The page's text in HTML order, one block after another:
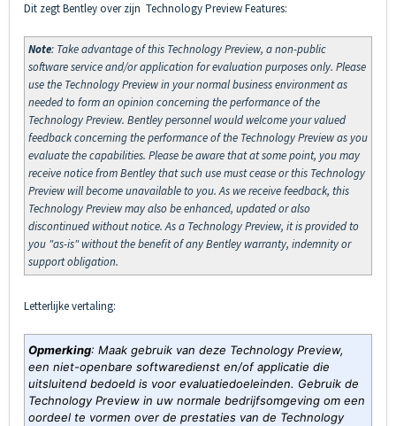
Dit zegt Bentley over zijn Technology Preview Features:
Note: Take advantage of this Technology Preview, a non-public
software service and/or application for evaluation purposes only. Please
use the Technology Preview in your normal business environment as
needed to form an opinion concerning the performance of the
Technology Preview. Bentley personnel would welcome your valued
feedback concerning the performance of the Technology Preview as you
evaluate the capabilities. Please be aware that at some point, you may
receive notice from Bentley that such use must cease or this Technology
Preview will become unavailable to you. As we receive feedback, this
Technology Preview may also be enhanced, updated or also
discontinued without notice. As a Technology Preview, it is provided to
you "as-is" without the benefit of any Bentley warranty, indemnity or
support obligation.
Letterlijke vertaling:
Opmerking: Maak gebruik van deze Technology Preview,
een niet-openbare softwaredienst en/of applicatie die
uitsluitend bedoeld is voor evaluatiedoeleinden. Gebruik de
Technology Preview in uw normale bedrijfsomgeving om een
oordeel te vormen over de prestaties van de Technology